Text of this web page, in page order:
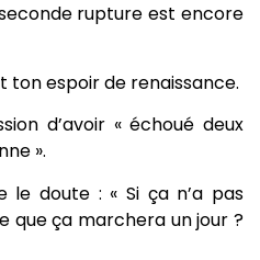
rupture est encore
ton espoir de renaissance.
d’avoir « échoué deux
».
le doute : « Si ça n’a pas
que ça marchera un jour ?